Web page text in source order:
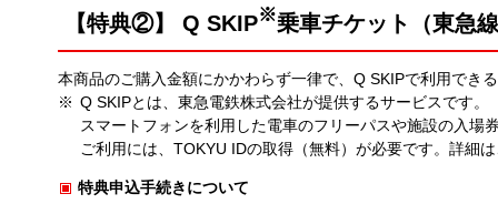
【特典②】 Q SKIP※乗車チケット（東急
本商品のご購入金額にかかわらず一律で、Q SKIPで利用でき
Q SKIPとは、東急電鉄株式会社が提供するサービスです。
スマートフォンを利用した電車のフリーパスや施設の入場
ご利用には、TOKYU IDの取得（無料）が必要です。詳細
特典申込手続きについて